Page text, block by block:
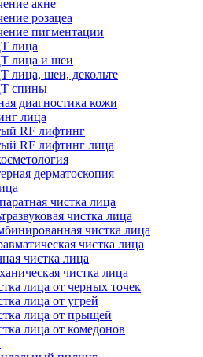
акне
розацеа
пигментации
лица
лица и шеи
лица, шеи, декольте
спины
диагностика кожи
лица
RF лифтинг
RF лифтинг лица
дерматоскопия
чистка лица
чистка лица
чистка лица
чистка лица
чистка лица
чистка лица
лица от черных точек
лица от угрей
лица от прыщей
лица от комедонов